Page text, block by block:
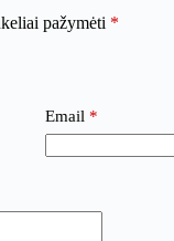
pažymėti *
Email *